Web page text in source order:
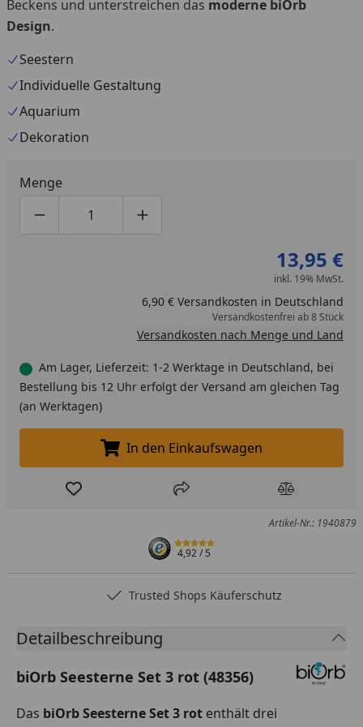
Beckens und unterstreichen das moderne biOrb
Design.
Seestern
Individuelle Gestaltung
Aquarium
Dekoration
Menge
Produktmenge um eins verringern
Produktmenge manuell eingeben
Produktmenge um eins erhöhen
13,95 €
inkl. 19% MwSt.
6,90 € Versandkosten in Deutschland
Versandkostenfrei ab 8 Stück
Versandkosten nach Menge und Land
Am Lager, Lieferzeit: 1-2 Werktage in Deutschland, bei
Bestellung bis 12 Uhr erfolgt der Versand am gleichen Tag
(an Werktagen)
In den Einkaufswagen legen
In den Einkaufswagen
Produkt zur Wunschliste hinzufügen
Teilen Produkt
Artikel-Nr.: 1940879
4,92/ 5
Trusted Shops Käuferschutz
Detailbeschreibung
biOrb Seesterne Set 3 rot (48356)
Das biOrb Seesterne Set 3 rot enthält drei